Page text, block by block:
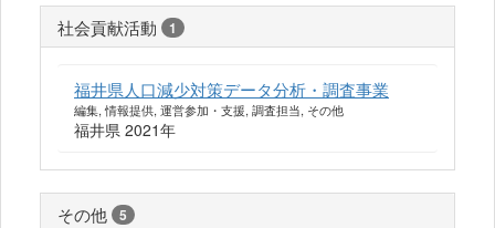
社会貢献活動 1
福井県人口減少対策データ分析・調査事業
編集, 情報提供, 運営参加・支援, 調査担当, その他
福井県 2021年
その他 5